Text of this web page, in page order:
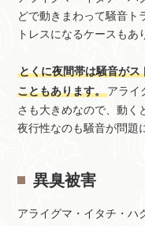
どで動きまわって騒音ト
トレスになるケースもあ
とくに夜間帯は騒音が
こともあります。アライ
さも大きめなので、動く
夜行性なのも騒音が問題
異臭被害
アライグマ・イタチ・ハ